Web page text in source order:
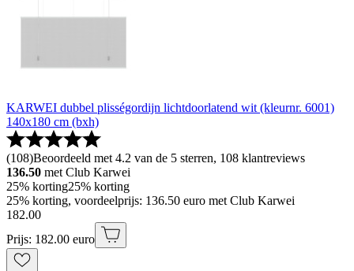
KARWEI dubbel plisségordijn lichtdoorlatend wit (kleurnr. 6001)
140x180 cm (bxh)
(108)Beoordeeld met 4.2 van de 5 sterren, 108 klantreviews
136.50 met Club Karwei
25% korting25% korting
25% korting, voordeelprijs: 136.50 euro met Club Karwei
182.00
Prijs: 182.00 euro